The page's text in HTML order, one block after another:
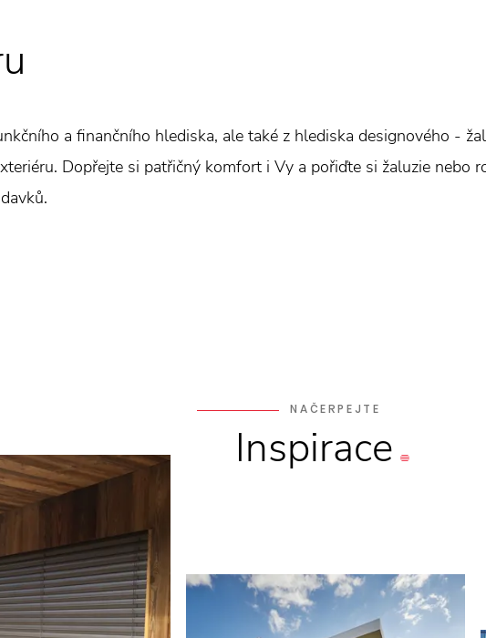
a finančního hlediska, ale také z hlediska designového -
Dopřejte si patřičný komfort i Vy a pořiďte si žaluzie nebo
NAČERPEJTE
Inspirace